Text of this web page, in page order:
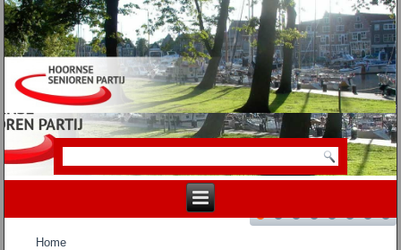
Home